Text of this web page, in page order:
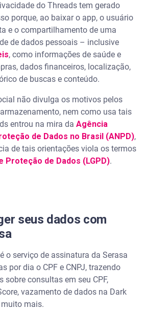
do Threads tem gerado
porque, ao baixar o app, o usuário
e o compartilhamento de uma
de dados pessoais – inclusive
, como informações de saúde e
dados financeiros, localização,
de buscas e conteúdo.
não divulga os motivos pelos
nem como usa tais
entrou na mira da Agência
de Dados no Brasil (ANPD),
de tais orientações viola os termos
Proteção de Dados (LGPD).
seus dados com
é o serviço de assinatura da Serasa
por dia o CPF e CNPJ, trazendo
sobre consultas em seu CPF,
vazamento de dados na Dark
muito mais.